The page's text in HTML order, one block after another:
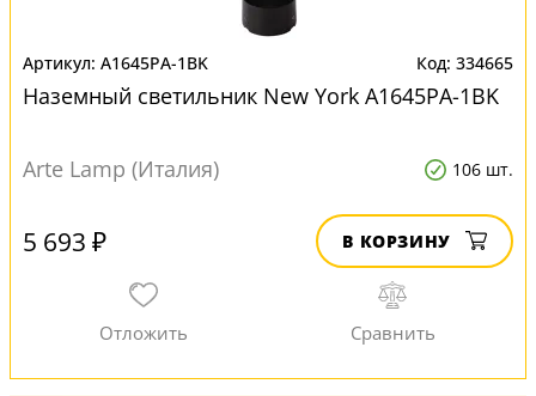
A1645PA-1BK 334665
Наземный светильник New York A1645PA-1BK
Arte Lamp (Италия) 106 шт.
5 693 ₽ В КОРЗИНУ